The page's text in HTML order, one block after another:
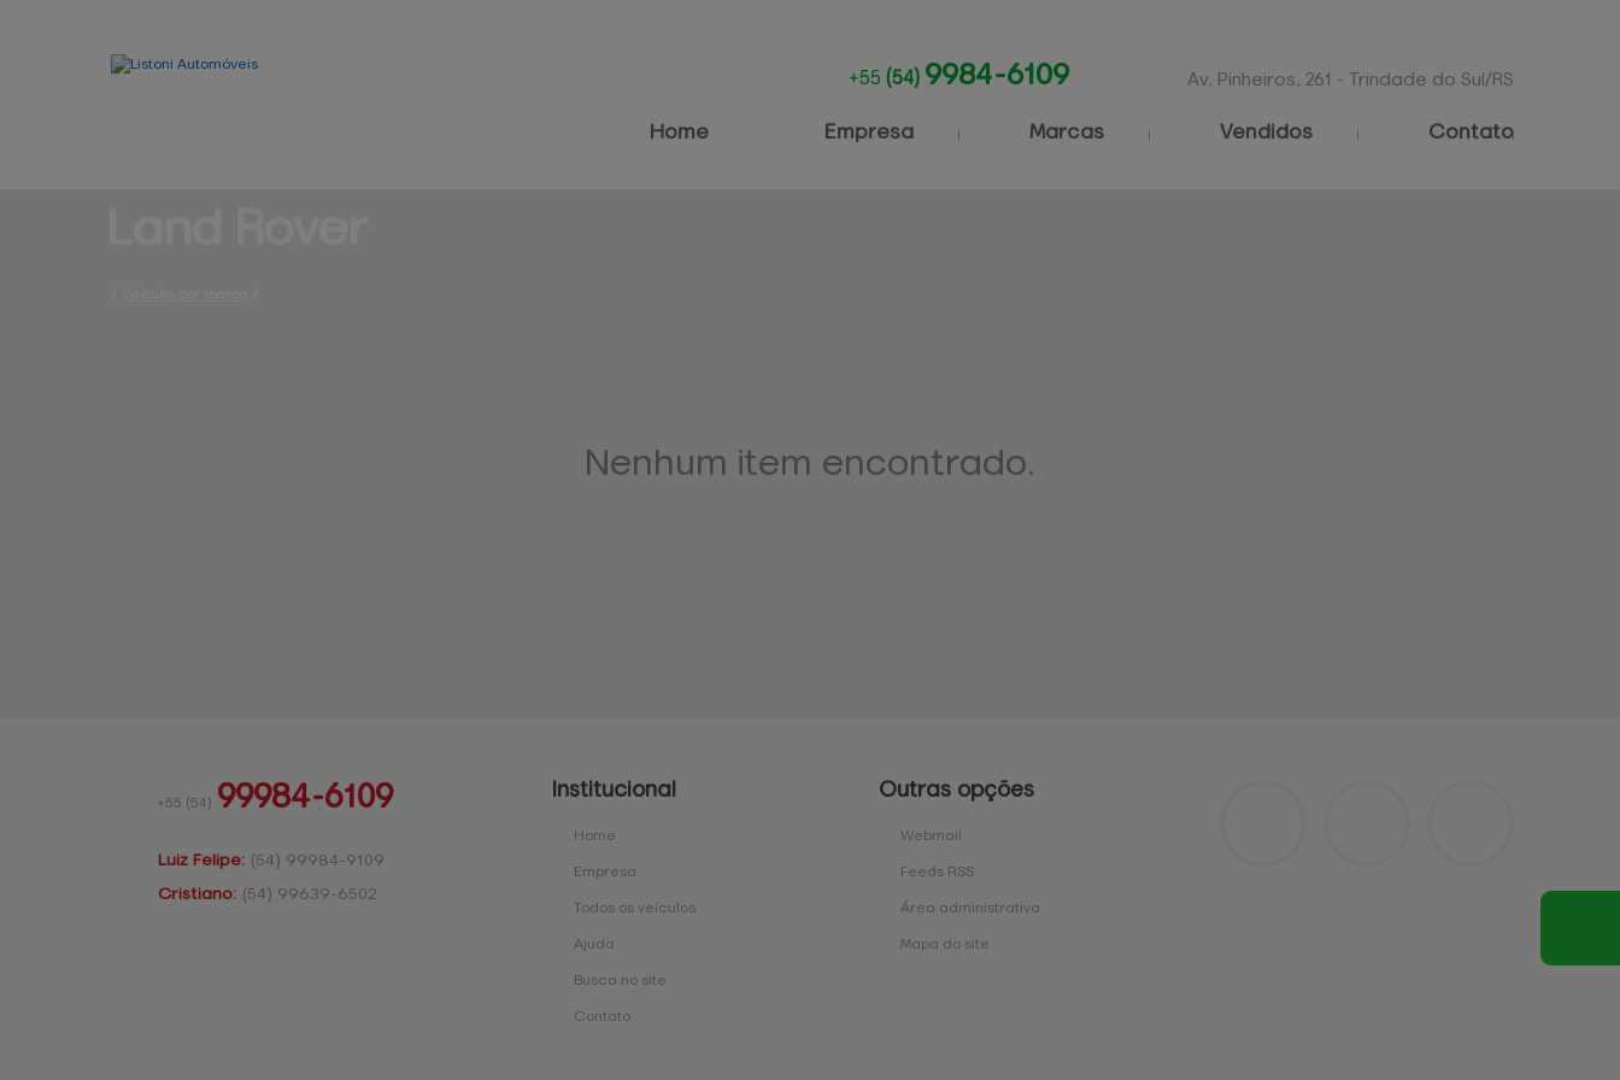
Av. Pinheiros, 261 - Trindade do Sul/RS
+55 (54) 9984-6109
Home Empresa Marcas Vendidos Contato
Nenhum item encontrado.
+55 (54) 99984-6109
Luiz Felipe: (54) 99984-9109
Cristiano: (54) 99639-6502
Institucional
Home
Empresa
Todos os veículos
Ajuda
Busca no site
Contato
Outras opções
Webmail
Feeds RSS
Área administrativa
Mapa do site